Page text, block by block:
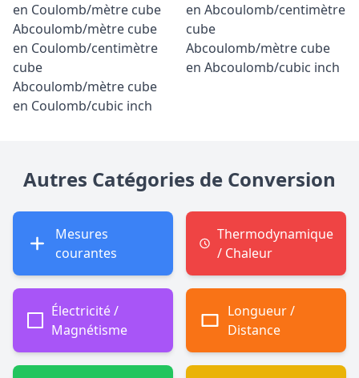
en Coulomb/mètre cube
Abcoulomb/mètre cube
en Coulomb/centimètre
cube
Abcoulomb/mètre cube
en Coulomb/cubic inch
en Abcoulomb/centimètre
cube
Abcoulomb/mètre cube
en Abcoulomb/cubic inch
Autres Catégories de Conversion
Mesures
courantes
Thermodynamique
/ Chaleur
Électricité /
Magnétisme
Longueur /
Distance